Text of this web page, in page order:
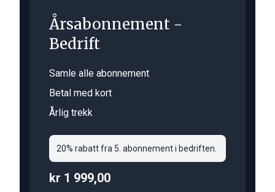
Årsabonnement -
Bedrift
Samle alle abonnement
Betal med kort
Årlig trekk
20% rabatt fra 5. abonnement i bedriften.
kr 1 999,00